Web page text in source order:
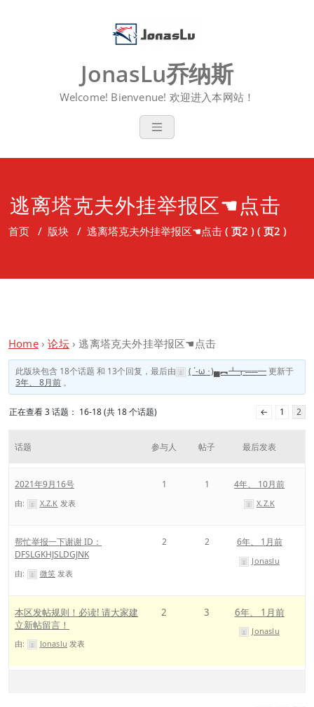
JonasLu乔纳斯
Welcome! Bienvenue! 欢迎进入本网站！
逃离塔克夫外挂举报区☚点击
首页 / 版块 / 逃离塔克夫外挂举报区☚点击 ( 页2 ) ( 页2 )
Home › 论坛 › 逃离塔克夫外挂举报区☚点击
此版块包含 18个话题 和 13个回复，最后由 ( ´-ω ･)▄︻┻┳══━更新于
3年、 8月前 。
正在查看 3 话题： 16-18 (共 18 个话题) ← 1 2
话题 参与人 帖子 最后发表
2021年9月16号
由: X.Z.K 发表
1 1 4年、 10月前
X.Z.K
帮忙举报一下谢谢 ID：
DFSLGKHJSLDGJNK
由: 微笑 发表
2 2 6年、 1月前
Jonaslu
本区发帖规则！必读! 请大家建
立新帖留言！
由: Jonaslu 发表
2 3 6年、 1月前
Jonaslu